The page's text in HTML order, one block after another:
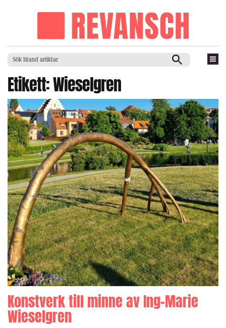
Etikett:Wieselgren
Konstverk till minne av Ing-Marie
Wieselgren